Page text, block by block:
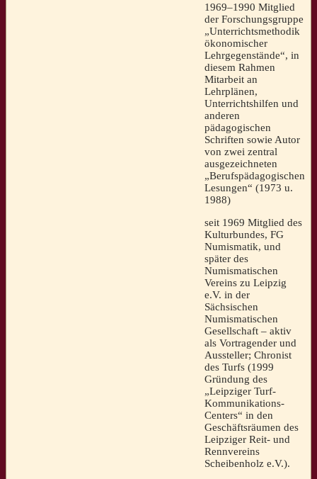
1969–1990 Mitglied
der Forschungsgruppe
„Unterrichtsmethodik
ökonomischer
Lehrgegenstände“, in
diesem Rahmen
Mitarbeit an
Lehrplänen,
Unterrichtshilfen und
anderen
pädagogischen
Schriften sowie Autor
von zwei zentral
ausgezeichneten
„Berufspädagogischen
Lesungen“ (1973 u.
1988)
seit 1969 Mitglied des
Kulturbundes, FG
Numismatik, und
später des
Numismatischen
Vereins zu Leipzig
e.V. in der
Sächsischen
Numismatischen
Gesellschaft – aktiv
als Vortragender und
Aussteller; Chronist
des Turfs (1999
Gründung des
„Leipziger Turf-
Kommunikations-
Centers“ in den
Geschäftsräumen des
Leipziger Reit- und
Rennvereins
Scheibenholz e.V.).